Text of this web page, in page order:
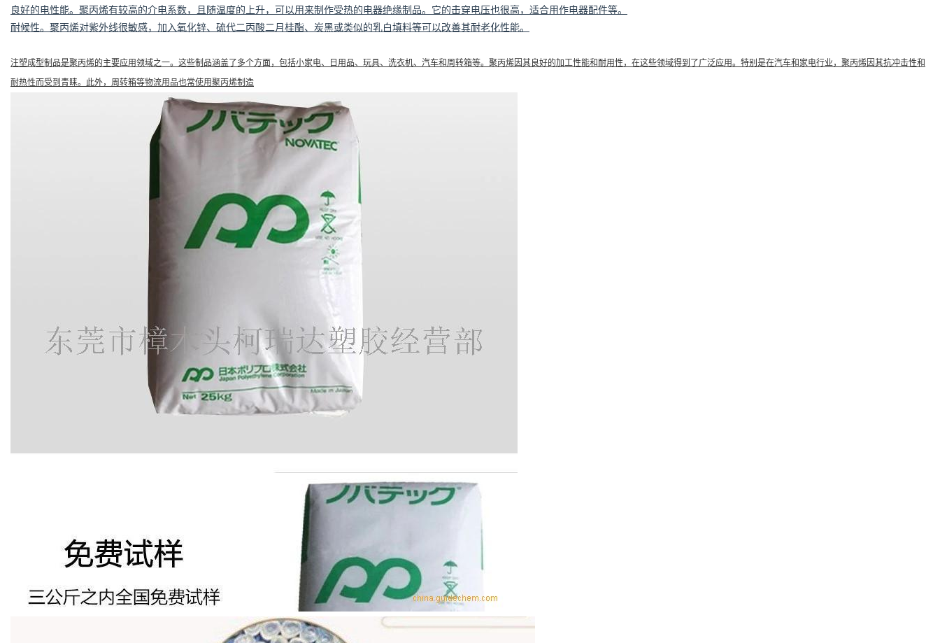
良好的电性能。聚丙烯有较高的介电系数，且随温度的上升，可以用来制作受热的电器绝缘制品。它的击穿电压也很高，适合用作电器配件等。
耐候性。聚丙烯对紫外线很敏感，加入氧化锌、硫代二丙酸二月桂酯、炭黑或类似的乳白填料等可以改善其耐老化性能。
注塑成型制品是聚丙烯的主要应用领域之一。这些制品涵盖了多个方面，包括小家电、日用品、玩具、洗衣机、汽车和周转箱等。聚丙烯因其良好的加工性能和耐用性，在这些领域得到了广泛应用。特别是在汽车和家电行业，聚丙烯因其抗冲击性和
耐热性而受到青睐。此外，周转箱等物流用品也常使用聚丙烯制造